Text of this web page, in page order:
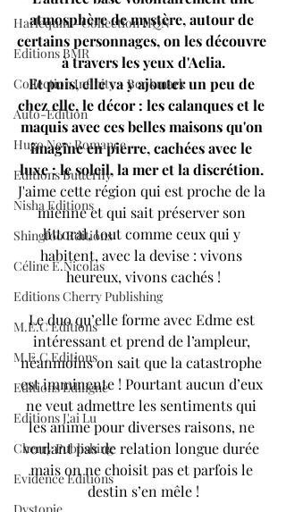
Harlequin - Collection HQN
Editions BMR
Collection Infinity - Bookmark
Auto-Edition
Hugo New Romance
Editions Butterfly
Nisha Editions
Shingfoo Editions
Céline E.Nicolas
Editions Cherry Publishing
M.E.C Editions
M.E.C Editions
Editions Ediligne
Editions J'ai Lu
Cherry Publishing
Evidence Editions
atmosphère de mystère, autour de
certains personnages, on les découvre
à travers les yeux d'Aelia.
Et puis, elle va y ajouter un peu de
chez elle, le décor : les calanques et le
maquis avec ces belles maisons qu'on
imagine en pierre, cachées avec le
luxe : le soleil, la mer et la discrétion.
J'aime cette région qui est proche de la
mienne et qui sait préserver son
littoral, tout comme ceux qui y
habitent, avec la devise : vivons
heureux, vivons cachés !
Le duo qu’elle forme avec Edme est
intéressant et prend de l’ampleur,
néanmoins on sait que la catastrophe
est imminente ! Pourtant aucun d’eux
ne veut admettre les sentiments qui
les anime pour diverses raisons, ne
voulant pas de relation longue durée
mais on ne choisit pas et parfois le
destin s’en mêle !